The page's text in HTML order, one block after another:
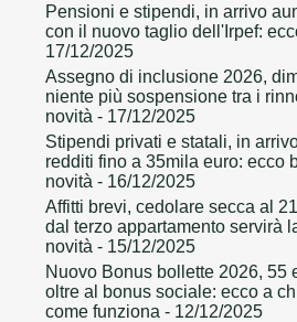
Pensioni e stipendi, in arrivo
con il nuovo taglio dell'Irpef:
17/12/2025
Assegno di inclusione 2026,
niente più sospensione tra i
novità - 17/12/2025
Stipendi privati e statali, in
redditi fino a 35mila euro: ecco
novità - 16/12/2025
Affitti brevi, cedolare secca al
dal terzo appartamento servirà
novità - 15/12/2025
Nuovo Bonus bollette 2026, 55
oltre al bonus sociale: ecco a
come funziona - 12/12/2025